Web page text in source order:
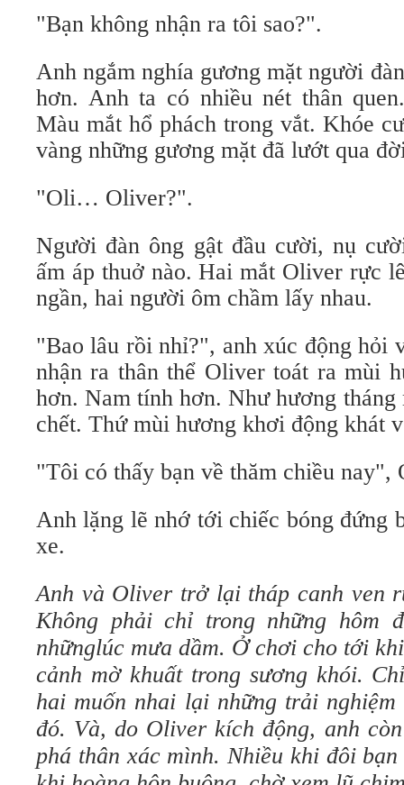
"Bạn không nhận ra tôi sao?".
Anh ngắm nghía gương mặt người
hơn. Anh ta có nhiều nét thân
Màu mắt hổ phách trong vắt. Khóe
vàng những gương mặt đã lướt qua
"Oli… Oliver?".
Người đàn ông gật đầu cười, nụ
ấm áp thuở nào. Hai mắt Oliver rực
ngần, hai người ôm chầm lấy nhau.
"Bao lâu rồi nhỉ?", anh xúc động hỏi
nhận ra thân thể Oliver toát ra mùi
hơn. Nam tính hơn. Như hương
chết. Thứ mùi hương khơi động khát
"Tôi có thấy bạn về thăm chiều nay",
Anh lặng lẽ nhớ tới chiếc bóng đứng
xe.
Anh và Oliver trở lại tháp canh ven
Không phải chỉ trong những hôm
nhữnglúc mưa dầm. Ở chơi cho tới
cảnh mờ khuất trong sương khói.
hai muốn nhai lại những trải
đó. Và, do Oliver kích động, anh
phá thân xác mình. Nhiều khi đôi